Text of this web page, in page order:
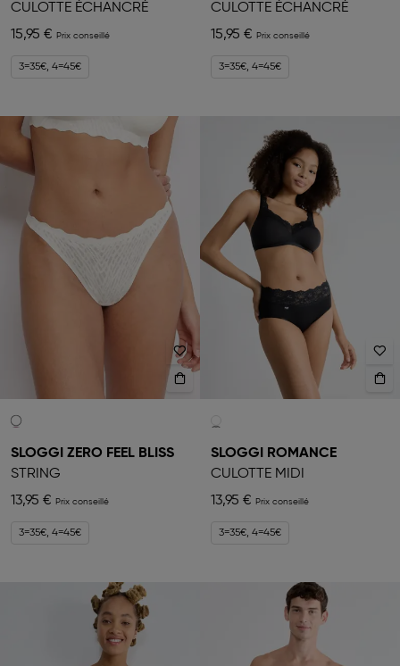
CULOTTE ÉCHANCRÉ
15,95 €
3=35€, 4=45€
CULOTTE ÉCHANCRÉ
15,95 €
3=35€, 4=45€
SLOGGI ZERO FEEL BLISS
STRING
13,95 €
3=35€, 4=45€
SLOGGI ROMANCE
CULOTTE MIDI
13,95 €
3=35€, 4=45€